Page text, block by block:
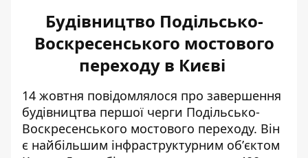
Будівництво Подільсько-
Воскресенського мостового
переходу в Києві
14 жовтня повідомлялося про завершення
будівництва першої черги Подільсько-
Воскресенського мостового переходу. Він
є найбільшим інфраструктурним обʼєктом